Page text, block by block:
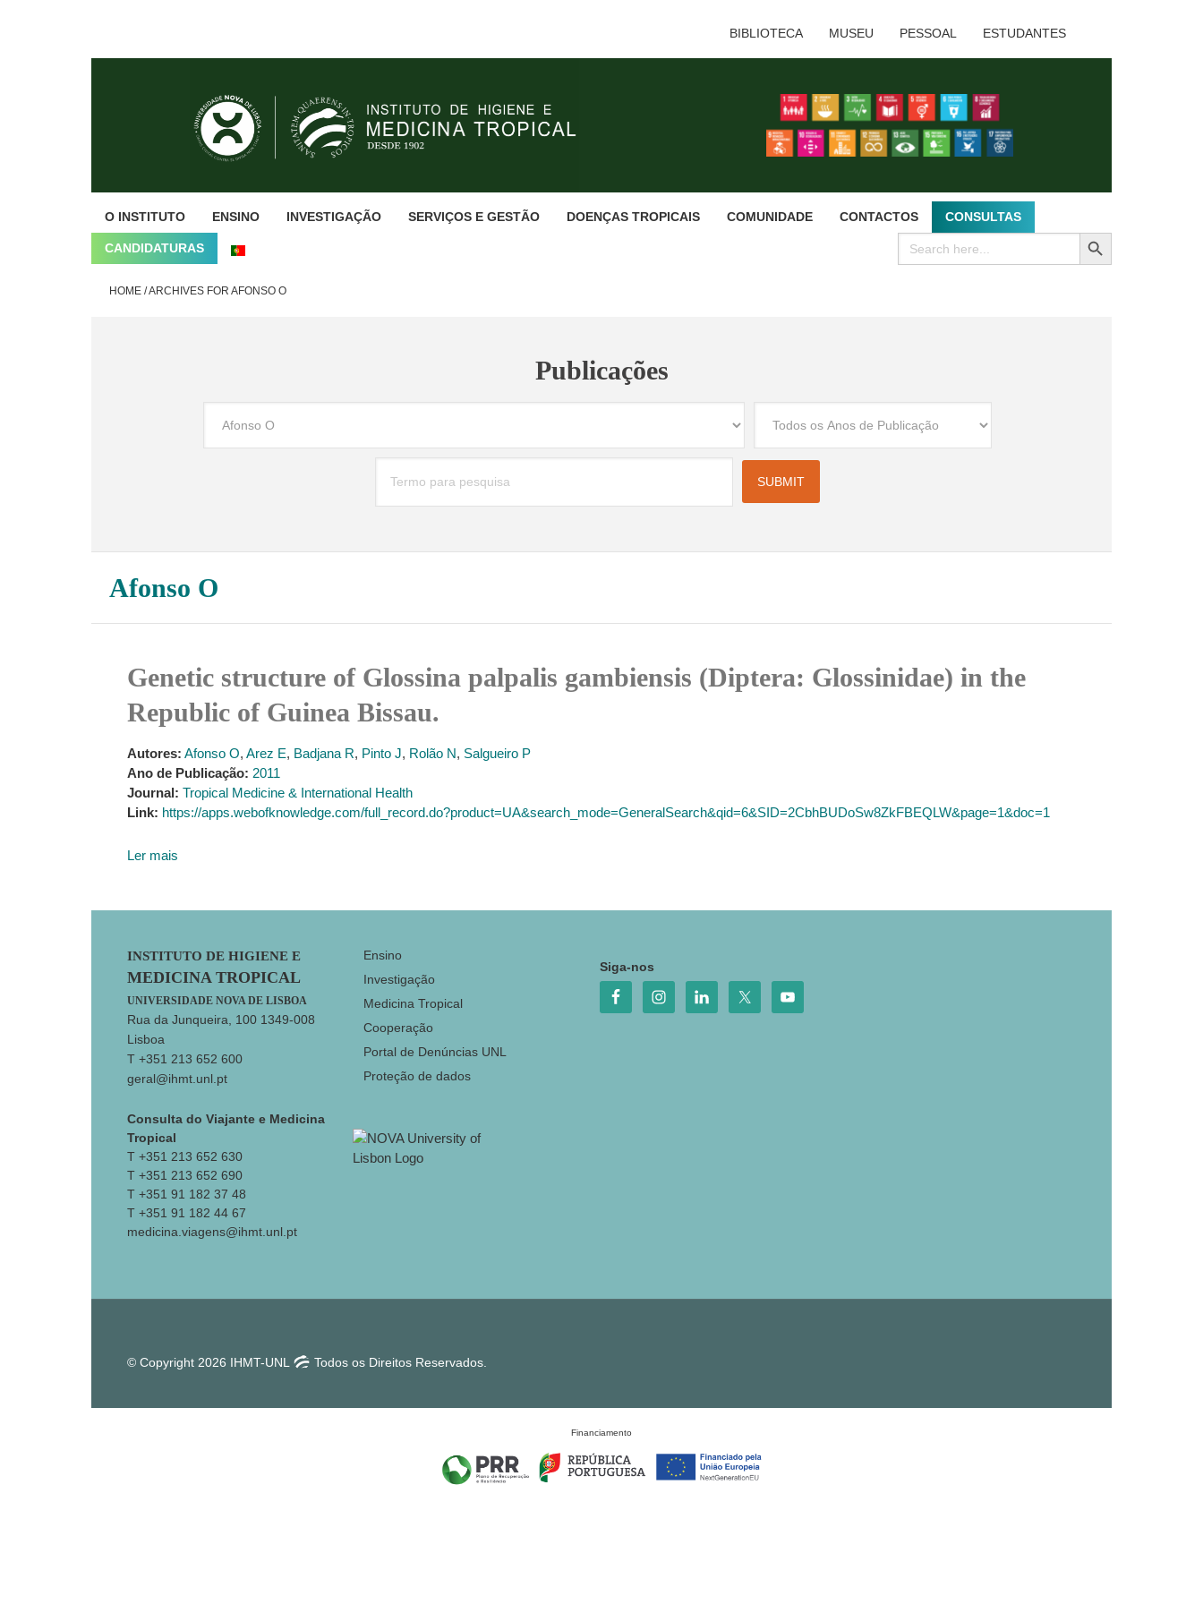
BIBLIOTECA MUSEU PESSOAL ESTUDANTES
O INSTITUTO ENSINO INVESTIGAÇÃO SERVIÇOS E GESTÃO DOENÇAS TROPICAIS COMUNIDADE CONTACTOS CONSULTAS
CANDIDATURAS
Search
for:
SEARCH BUTTON
HOME /ARCHIVES FOR AFONSO O
Publicações
Afonso O
Genetic structure of Glossina palpalis gambiensis (Diptera: Glossinidae) in the
Republic of Guinea Bissau.
Autores: Afonso O, Arez E, Badjana R, Pinto J, Rolão N, Salgueiro P
Ano de Publicação: 2011
Journal: Tropical Medicine & International Health
Link: https://apps.webofknowledge.com/full_record.do?product=UA&search_mode=GeneralSearch&qid=6&SID=2CbhBUDoSw8ZkFBEQLW&page=1&doc=1
Ler mais
Footer
INSTITUTO DE HIGIENE E
MEDICINA TROPICAL
UNIVERSIDADE NOVA DE LISBOA
Rua da Junqueira, 100 1349-008
Lisboa
T +351 213 652 600
geral@ihmt.unl.pt
Consulta do Viajante e Medicina
Tropical
T +351 213 652 630
T +351 213 652 690
T +351 91 182 37 48
T +351 91 182 44 67
medicina.viagens@ihmt.unl.pt
Ensino
Investigação
Medicina Tropical
Cooperação
Portal de Denúncias UNL
Proteção de dados
Siga-nos
© Copyright 2026 IHMT-UNL Todos os Direitos Reservados.
Financiamento